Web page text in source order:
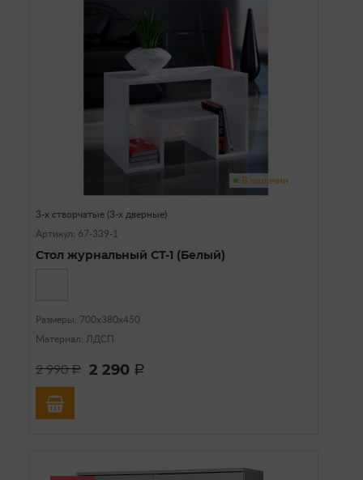
В наличии
3-х створчатые (3-х дверные)
Артикул: 67-339-1
Стол журнальный СТ-1 (Белый)
Размеры: 700х380х450
Материал: ЛДСП
2 990a 2 290 a